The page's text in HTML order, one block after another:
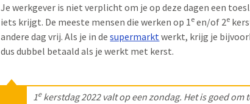
Je werkgever is niet verplicht om je op deze dagen een
iets krijgt. De meeste mensen die werken op 1 e en/of 2e
andere dag vrij. Als je in desupermarkt werkt, krijg je
dus dubbel betaald als je werkt met kerst.
1ekerstdag 2022 valt op een zondag. Het is goed om